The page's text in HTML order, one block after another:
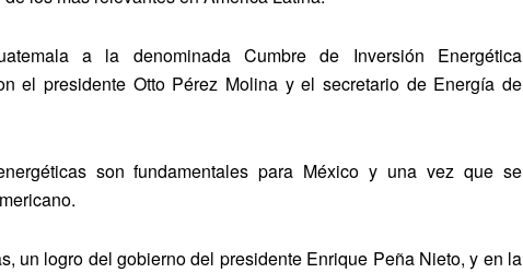
a la denominada Cumbre de Inversión Energética
el presidente Otto Pérez Molina y el secretario de Energía de
son fundamentales para México y una vez que se
un logro del gobierno del presidente Enrique Peña Nieto, y en la